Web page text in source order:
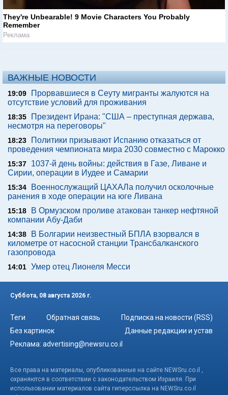
They're Unbearable! 9 Movie Characters You Probably
Remember
Реклама
ВАЖНЫЕ НОВОСТИ
19:09
Прорвавшиеся в Сеуту мигранты жалуются на
отсутствие условий для проживания
18:35
Президент Ирана: "США – преступная держава,
несмотря на переговоры"
18:23
Политики призывают Испанию отказаться от
проведения чемпионата мира 2030 совместно с Марокко
15:37
1037-й день войны: действия в Газе, Ливане и
Сирии, операции в Иудее и Самарии
15:34
Военнослужащий ЦАХАЛа получил осколочные
ранения в ходе операции на юге Ливана
15:18
В Ормузском проливе атакован танкер нефтяной
компании Абу-Даби
14:38
В Болгарии неизвестный БПЛА взорвался в
километре от насосной станции Трансбалканского
газопровода
14:01 Умер отец Лионеля Месси
Суббота, 08 августа 2026 г.
Теги Обратная связь
Подписка на новости (RSS)
Без картинок
Данные редакции и устав
Реклама: advertising@newsru.co.il
Все права на материалы, опубликованные на сайте NEWSru.co.il ,
охраняются в соответствии с законодательством Израиля. При
использовании материалов сайта гиперссылка на NEWSru.co.il